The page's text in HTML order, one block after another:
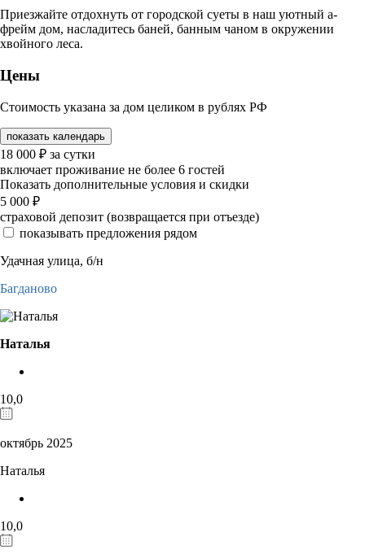
Приезжайте отдохнуть от городской суеты в наш уютный а-
фрейм дом, насладитесь баней, банным чаном в окружении
хвойного леса.
Цены
Стоимость указана за дом целиком в рублях РФ
показать календарь
18 000 ₽ за сутки
включает проживание не более 6 гостей
Показать дополнительные условия и скидки
5 000 ₽
страховой депозит (возвращается при отъезде)
показывать предложения рядом
Удачная улица, б/н
Багданово
Наталья
10,0
октябрь 2025
Наталья
10,0